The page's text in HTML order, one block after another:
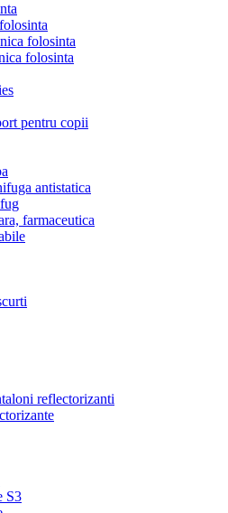
folosinta
folosinta
pentru copii
antistatica
farmaceutica
reflectorizanti
S3